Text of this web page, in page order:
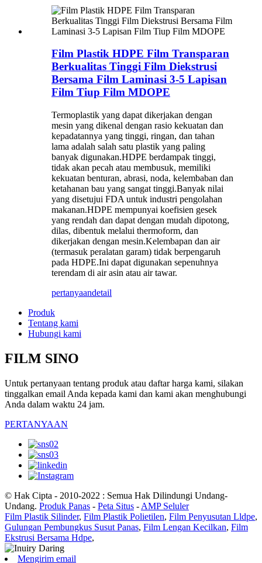
Film Plastik HDPE Film Transparan
Berkualitas Tinggi Film Diekstrusi
Bersama Film Laminasi 3-5 Lapisan
Film Tiup Film MDOPE
Termoplastik yang dapat dikerjakan dengan
mesin yang dikenal dengan rasio kekuatan dan
kepadatannya yang tinggi, ringan, dan tahan
lama adalah salah satu plastik yang paling
banyak digunakan.HDPE berdampak tinggi,
tidak akan pecah atau membusuk, memiliki
kekuatan benturan, abrasi, noda, kelembaban dan
ketahanan bau yang sangat tinggi.Banyak nilai
yang disetujui FDA untuk industri pengolahan
makanan.HDPE mempunyai koefisien gesek
yang rendah dan dapat dengan mudah dipotong,
dilas, dibentuk melalui thermoform, dan
dikerjakan dengan mesin.Kelembapan dan air
(termasuk peralatan garam) tidak berpengaruh
pada HDPE.Ini dapat digunakan sepenuhnya
terendam di air asin atau air tawar.
pertanyaandetail
Produk
Tentang kami
Hubungi kami
FILM SINO
Untuk pertanyaan tentang produk atau daftar harga kami, silakan
tinggalkan email Anda kepada kami dan kami akan menghubungi
Anda dalam waktu 24 jam.
PERTANYAAN
© Hak Cipta - 2010-2022 : Semua Hak Dilindungi Undang-
Undang. Produk Panas - Peta Situs - AMP Seluler
Film Plastik Silinder, Film Plastik Polietilen, Film Penyusutan Lldpe,
Gulungan Pembungkus Susut Panas, Film Lengan Kecilkan, Film
Ekstrusi Bersama Hdpe,
Mengirim email